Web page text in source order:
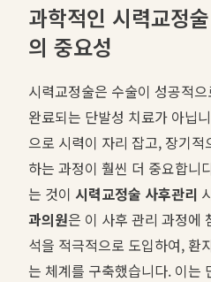
과학적인 시력교정
의 중요성
시력교정술은 수술이 성공적
완료되는 단발성 치료가 아닙
으로 시력이 자리 잡고, 장기
하는 과정이 훨씬 더 중요합니
는 것이 시력교정술 사후관리
과의원은 이 사후 관리 과정에
석을 적극적으로 도입하여, 환
는 체계를 구축했습니다. 이는